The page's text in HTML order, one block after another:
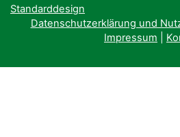
Standarddesign
Datenschutzerklärung und
Impressum